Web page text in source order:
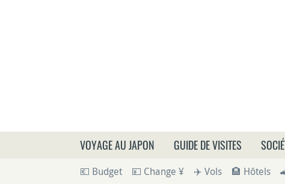
Que
VOYAGE AU JAPON GUIDE DE VISITES
💶 Budget 💴 Change ¥ ✈️ Vols 🏨 Hôtels